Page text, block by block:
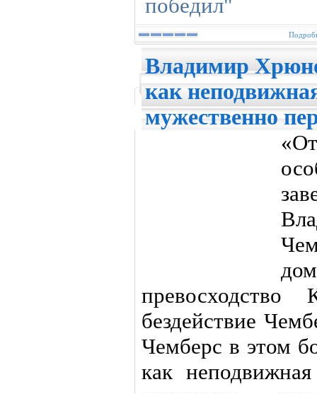
Владимир
как
мужественно
бездействие
Чемберс в этом
как